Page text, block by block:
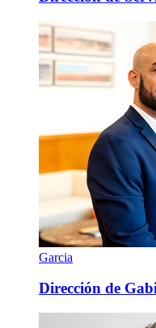
Garcia
Dirección de